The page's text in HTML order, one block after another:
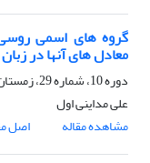
گروه های اسمی
معادل های آنها در
دوره 10، شماره 29، زمستان 1384
علی مداینی اول
مشاهده مقاله
اصل